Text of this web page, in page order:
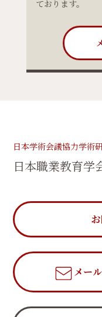
ております。
日本学術会議協力学術
日本職業教育学
メー